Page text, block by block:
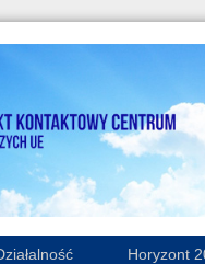
Horyzont